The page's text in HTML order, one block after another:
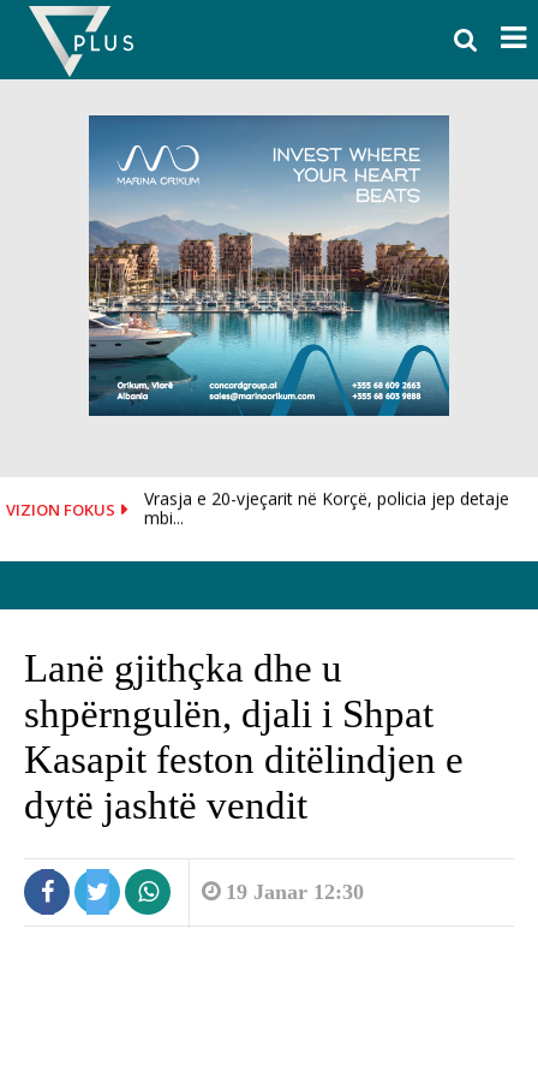
Skip
content
VIZION FOKUS
Vrasja e 20-vjeçarit në Korçë, policia jep detaje
mbi...
Lanë gjithçka dhe u
shpërngulën, djali i Shpat
Kasapit feston ditëlindjen e
dytë jashtë vendit
19 Janar 12:30